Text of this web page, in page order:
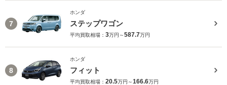
7
ホンダ
ステップワゴン
平均買取相場： 3万円～587.7万円
8
ホンダ
フィット
平均買取相場： 20.5万円～166.6万円